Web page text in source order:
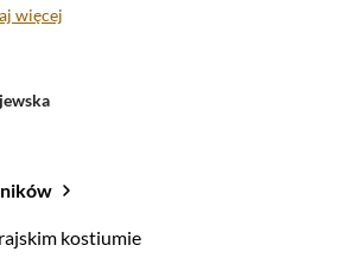
więcej
kostiumie